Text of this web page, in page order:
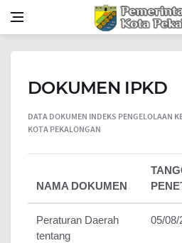
DOKUMEN IPKD
DATA DOKUMEN INDEKS PENGELOLAAN
KOTA PEKALONGAN
NAMA DOKUMEN
Peraturan Daerah
tentang
05/08/